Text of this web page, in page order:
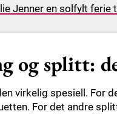
Jenner en solfylt ferie
og splitt:
virkelig spesiell. For
For det andre